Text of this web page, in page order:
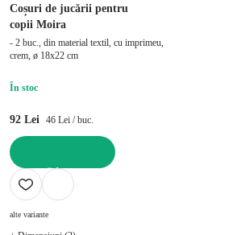
Coșuri de jucării pentru
copii Moira
- 2 buc., din material textil, cu imprimeu,
crem, ø 18x22 cm
În stoc
92 Lei 46 Lei / buc.
ADAUGĂ ÎN COȘ
alte variante